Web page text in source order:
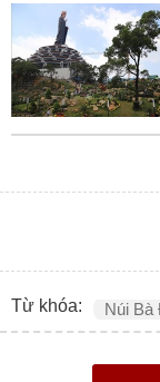
Từ khóa: Núi Bà